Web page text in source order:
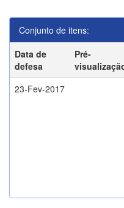
Conjunto de itens:
Data de
defesa
Pré-
23-Fev-2017